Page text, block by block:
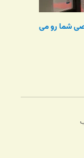
شما رو می